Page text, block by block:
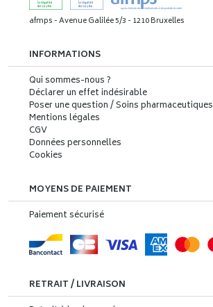
afmps - Avenue Galilée 5/3 - 1210 Bruxelles
INFORMATIONS
Qui sommes-nous ?
Déclarer un effet indésirable
Poser une question / Soins pharmaceutiques
Mentions légales
CGV
Données personnelles
Cookies
MOYENS DE PAIEMENT
Paiement sécurisé
RETRAIT / LIVRAISON